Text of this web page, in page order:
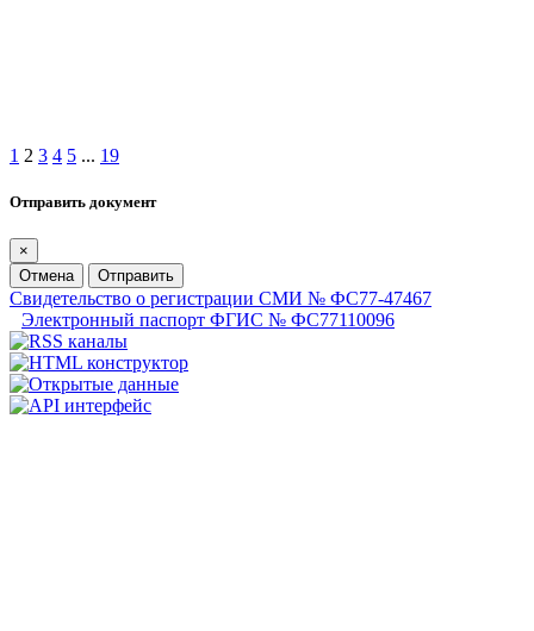
1 2 3 4 5 ... 19
Отправить документ
×
Отмена
Отправить
Свидетельство о регистрации СМИ № ФС77-47467
Электронный паспорт ФГИС № ФС77110096